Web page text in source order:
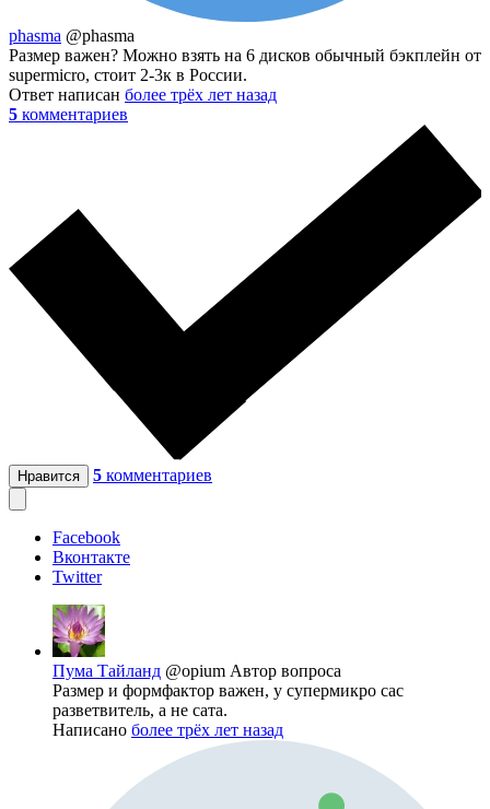
phasma @phasma
Размер важен? Можно взять на 6 дисков обычный бэкплейн от
supermicro, стоит 2-3к в России.
Ответ написан более трёх лет назад
5 комментариев
Нравится 5 комментариев
Facebook
Вконтакте
Twitter
Пума Тайланд @opium Автор вопроса
Размер и формфактор важен, у супермикро сас
разветвитель, а не сата.
Написано более трёх лет назад